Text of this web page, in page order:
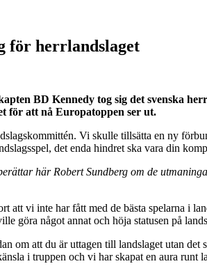
för herrlandslaget
BD Kennedy tog sig det svenska
för att nå Europatoppen ser ut.
Vi skulle tillsätta en ny
det enda hindret ska vara din
här Robert Sundberg om de
att vi inte har fått med de bästa spelarna i
göra något annat och höja statusen på
om att du är uttagen till landslaget utan
i truppen och vi har skapat en aura